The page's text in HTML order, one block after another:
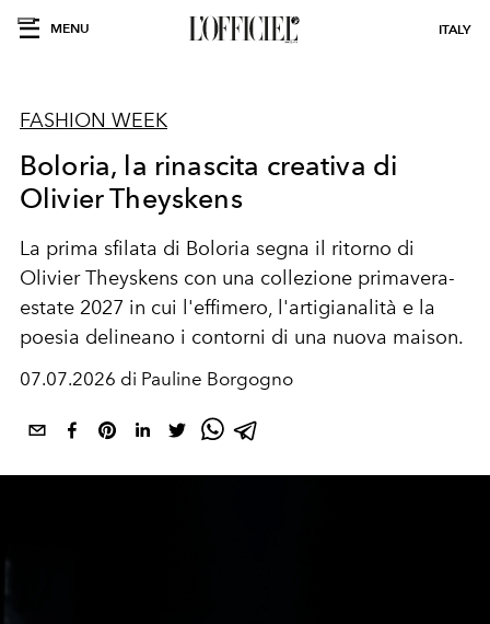
MENU ITALY
FASHION WEEK
Boloria, la rinascita creativa di
Olivier Theyskens
La prima sfilata di Boloria segna il ritorno di
Olivier Theyskens con una collezione primavera-
estate 2027 in cui l'effimero, l'artigianalità e la
poesia delineano i contorni di una nuova maison.
07.07.2026 di Pauline Borgogno